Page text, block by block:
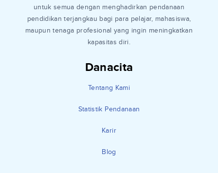
Danacita
Tentang Kami
Statistik Pendanaan
Karir
Blog
untuk semua dengan menghadirkan pendanaan
pendidikan terjangkau bagi para pelajar, mahasiswa,
maupun tenaga profesional yang ingin meningkatkan
kapasitas diri.